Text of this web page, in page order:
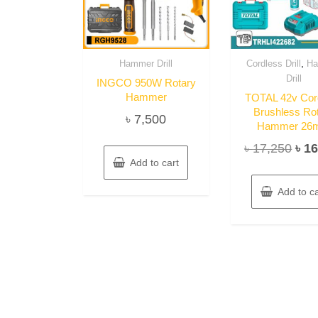
Hammer Drill
INGCO 950W Rotary
Hammer
৳ 7,500
Add to cart
Cordless Drill
Drill
TOTAL 42v
Brushless
Hammer
৳17,250
was:
৳
৳
Add to